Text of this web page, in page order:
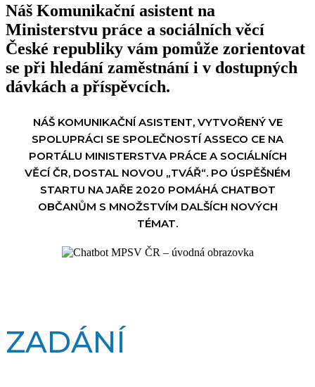
Náš Komunikační asistent na
Ministerstvu práce a sociálních věcí
České republiky vám pomůže zorientovat
se při hledání zaměstnání i v dostupných
dávkách a příspěvcích.
NÁŠ KOMUNIKAČNÍ ASISTENT, VYTVOŘENÝ VE
SPOLUPRÁCI SE SPOLEČNOSTÍ ASSECO CE NA
PORTÁLU MINISTERSTVA PRÁCE A SOCIÁLNÍCH
VĚCÍ ČR, DOSTAL NOVOU „TVÁŘ“. PO ÚSPĚŠNÉM
STARTU NA JAŘE 2020 POMÁHÁ CHATBOT
OBČANŮM S MNOŽSTVÍM DALŠÍCH NOVÝCH
TÉMAT.
ZADÁNÍ